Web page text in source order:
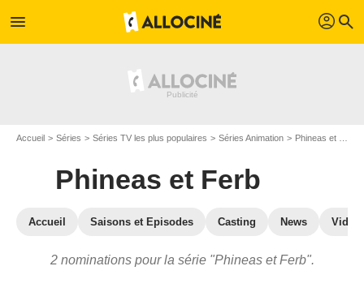
menu profil search
Accueil Séries Séries TV les plus populaires Séries Animation Phineas et Ferb
Phineas et Ferb
Accueil Saisons et Episodes Casting News
2 nominations pour la série "Phineas et Ferb".